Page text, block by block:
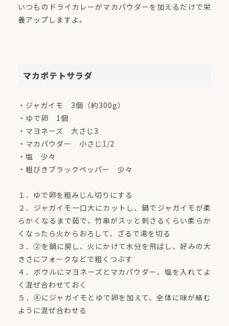
いつものドライカレーがマカパウダーを加えるだけで栄
養アップしますよ。
マカポテトサラダ
・ジャガイモ 3個（約300g）
・ゆで卵 1個
・マヨネーズ 大さじ3
・マカパウダー 小さじ1/2
・塩 少々
・粗びきブラックペッパー 少々
１．ゆで卵を粗みじん切りにする
２．ジャガイモ一口大にカットし、鍋でジャガイモが柔
らかくなるまで茹で、竹串がスッと刺さるくらい柔らか
くなったら火からおろして、ざるで湯を切る
３．②を鍋に戻し、火にかけて水分を飛ばし、好みの大
きさにフォークなどで粗くつぶす
４．ボウルにマヨネーズとマカパウダー、塩を入れてよ
く混ぜ合わせておく
５．④にジャガイモとゆで卵を加えて、全体に味が絡む
ように混ぜ合わせる